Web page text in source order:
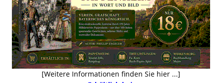
[Weitere Informationen finden Sie hier ...]